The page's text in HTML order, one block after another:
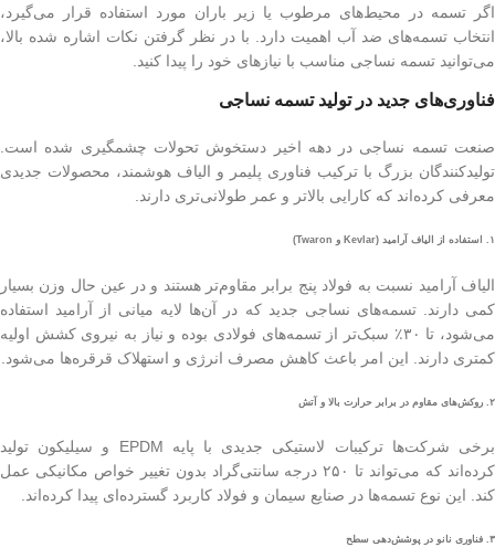
اگر تسمه در محیط‌های مرطوب یا زیر باران مورد استفاده قرار می‌گیرد،
انتخاب تسمه‌های ضد آب اهمیت دارد. با در نظر گرفتن نکات اشاره شده بالا،
می‌توانید تسمه نساجی مناسب با نیازهای خود را پیدا کنید.
فناوری‌های جدید در تولید تسمه نساجی
صنعت تسمه نساجی در دهه اخیر دستخوش تحولات چشمگیری شده است.
تولیدکنندگان بزرگ با ترکیب فناوری پلیمر و الیاف هوشمند، محصولات جدیدی
معرفی کرده‌اند که کارایی بالاتر و عمر طولانی‌تری دارند.
۱. استفاده از الیاف آرامید (Kevlar و Twaron)
الیاف آرامید نسبت به فولاد پنج برابر مقاوم‌تر هستند و در عین حال وزن بسیار
کمی دارند. تسمه‌های نساجی جدید که در آن‌ها لایه میانی از آرامید استفاده
می‌شود، تا ۳۰٪ سبک‌تر از تسمه‌های فولادی بوده و نیاز به نیروی کشش اولیه
کمتری دارند. این امر باعث کاهش مصرف انرژی و استهلاک قرقره‌ها می‌شود.
۲. روکش‌های مقاوم در برابر حرارت بالا و آتش
برخی شرکت‌ها ترکیبات لاستیکی جدیدی با پایه EPDM و سیلیکون تولید
کرده‌اند که می‌تواند تا ۲۵۰ درجه سانتی‌گراد بدون تغییر خواص مکانیکی عمل
کند. این نوع تسمه‌ها در صنایع سیمان و فولاد کاربرد گسترده‌ای پیدا کرده‌اند.
۳. فناوری نانو در پوشش‌دهی سطح